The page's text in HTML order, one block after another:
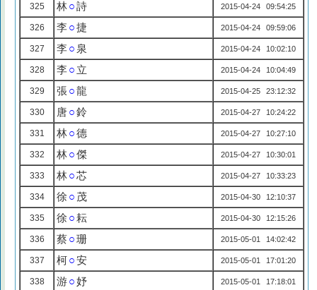
325 林○詩 2015-04-24 09:54:25
326 李○捷 2015-04-24 09:59:06
327 李○ 泉 2015-04-24 10:02:10
328 李○ 立 2015-04-24 10:04:49
329 張○龍 2015-04-25 23:12:32
330 唐○鈴 2015-04-27 10:24:22
331 林○德 2015-04-27 10:27:10
332 林○傑 2015-04-27 10:30:01
333 林○芯 2015-04-27 10:33:23
334 徐 ○ 茂 2015-04-30 12:10:37
335 徐 ○耘 2015-04-30 12:15:26
336 蔡○珊 2015-05-01 14:02:42
337 柯○安 2015-05-01 17:01:20
338 游○妤 2015-05-01 17:18:01